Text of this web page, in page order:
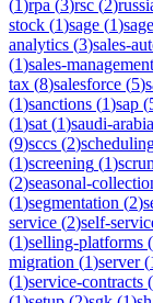
(1)rpa (3)rsc (2)
stock (1)sage (1)
analytics (3)sales-
(1)sales-management
tax (8)salesforce (5)
(1)sanctions (1)sap (
(1)sat (1)saudi-arabia
(9)sccs (2)
(1)screening (1)
(2)seasonal-
(1)segmentation (2)
service (2)self-
(1)selling-platforms (
migration (1)server(
(1)service-contracts (